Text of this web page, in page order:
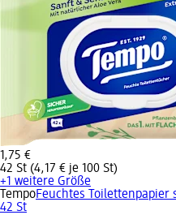
1,75 €
42 St (4,17 € je 100 St)
+1 weitere Größe
TempoFeuchtes Toilettenpapier
42 St